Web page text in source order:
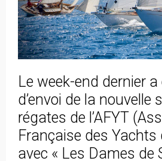
Le week-end dernier
d’envoi de la nouvelle
régates de l’AFYT
Française des Yachts
avec « Les Dames de